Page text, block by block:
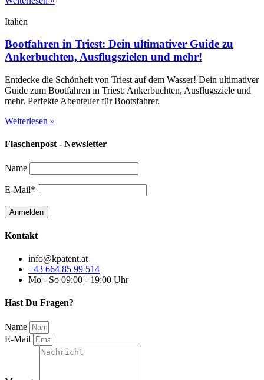
Italien
Bootfahren in Triest: Dein ultimativer Guide zu
Ankerbuchten, Ausflugszielen und mehr!
Entdecke die Schönheit von Triest auf dem Wasser! Dein ultimativer
Guide zum Bootfahren in Triest: Ankerbuchten, Ausflugsziele und
mehr. Perfekte Abenteuer für Bootsfahrer.
Weiterlesen »
Flaschenpost - Newsletter
Name
E-Mail*
Kontakt
info@kpatent.at
+43 664 85 99 514
Mo - So 09:00 - 19:00 Uhr
Hast Du Fragen?
Name
E-Mail